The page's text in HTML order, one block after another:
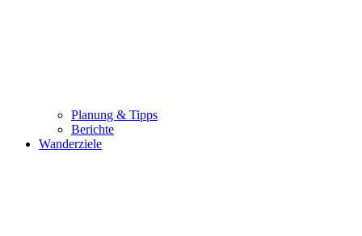
Planung & Tipps
Berichte
Wanderziele